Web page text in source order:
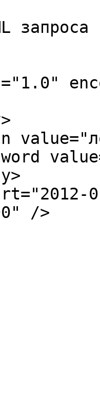
запроса
/>